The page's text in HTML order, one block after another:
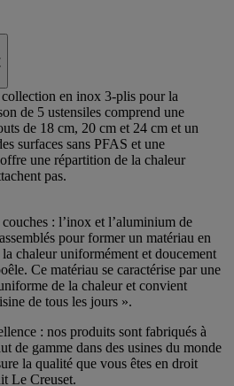
en inox 3-plis pour la
de 5 ustensiles comprend une
de 18 cm, 20 cm et 24 cm et un
surfaces sans PFAS et une
une répartition de la chaleur
pas.
: l’inox et l’aluminium de
pour former un matériau en
chaleur uniformément et doucement
Ce matériau se caractérise par une
de la chaleur et convient
de tous les jours ».
: nos produits sont fabriqués à
de gamme dans des usines du monde
la qualité que vous êtes en droit
Le Creuset.